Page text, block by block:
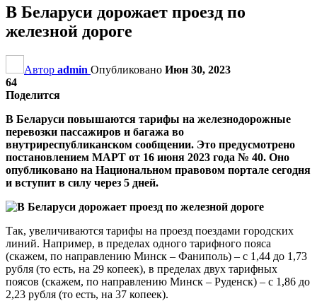
В Беларуси дорожает проезд по
железной дороге
Автор admin Опубликовано Июн 30, 2023
64
Поделится
В Беларуси повышаются тарифы на железнодорожные
перевозки пассажиров и багажа во
внутриреспубликанском сообщении. Это предусмотрено
постановлением МАРТ от 16 июня 2023 года № 40. Оно
опубликовано на Национальном правовом портале сегодня
и вступит в силу через 5 дней.
Так, увеличиваются тарифы на проезд поездами городских
линий. Например, в пределах одного тарифного пояса
(скажем, по направлению Минск – Фаниполь) – с 1,44 до 1,73
рубля (то есть, на 29 копеек), в пределах двух тарифных
поясов (скажем, по направлению Минск – Руденск) – с 1,86 до
2,23 рубля (то есть, на 37 копеек).